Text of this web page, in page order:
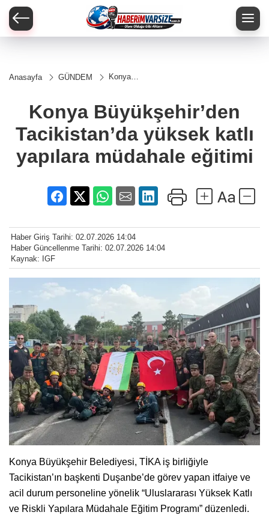
Anasayfa GÜNDEM
Konya
yüksek katlı
yapılara
müdahale
eğitimi
Konya Büyükşehir’den
Tacikistan’da yüksek katlı
yapılara müdahale eğitimi
Haber Giriş Tarihi: 02.07.2026 14:04
Haber Güncellenme Tarihi: 02.07.2026 14:04
Kaynak: IGF
Konya Büyükşehir Belediyesi, TİKA iş birliğiyle
Tacikistan’ın başkenti Duşanbe’de görev yapan itfaiye ve
acil durum personeline yönelik “Uluslararası Yüksek Katlı
ve Riskli Yapılara Müdahale Eğitim Programı” düzenledi.